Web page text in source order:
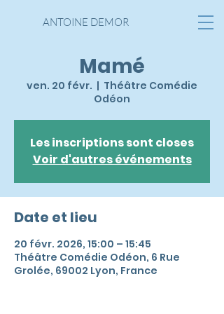
ANTOINE DEMOR
Mamé
ven. 20 févr.
  |
Théâtre Comédie
Odéon
Les inscriptions sont closes
Voir d'autres événements
Date et lieu
20 févr. 2026, 15:00 – 15:45
Théâtre Comédie Odéon, 6 Rue
Grolée, 69002 Lyon, France